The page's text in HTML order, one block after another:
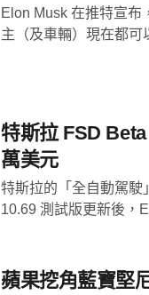
Elon Musk 在推特宣布
主（及車輛）現在都可
特斯拉 FSD
萬美元
特斯拉的「全自動駕駛
10.69 測試版更新後，
蘋果挖角藍寶堅